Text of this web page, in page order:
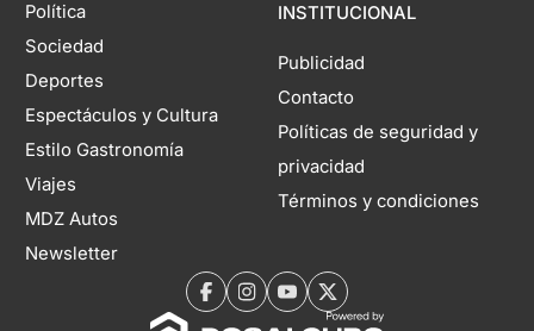
Política
Sociedad
Deportes
Espectáculos y Cultura
Estilo Gastronomía
Viajes
MDZ Autos
Newsletter
INSTITUCIONAL
Publicidad
Contacto
Políticas de seguridad y
privacidad
Términos y condiciones